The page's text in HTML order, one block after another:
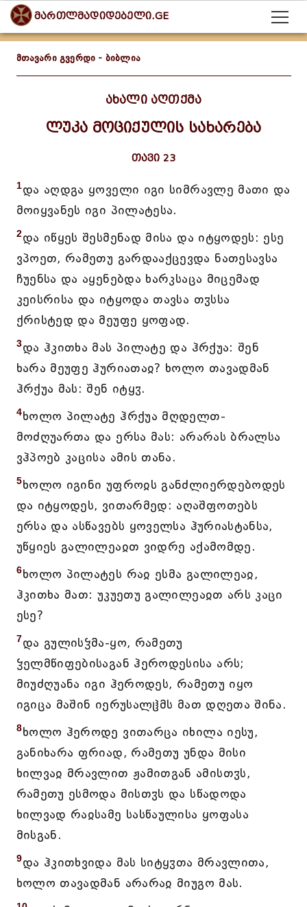
მართლმადიდებელი.GE
მთავარი გვერდი - ბიბლია
ახალი აღთქმა
ლუკა მოციქულის სახარება
თავი 23
1და აღდგა ყოველი იგი სიმრავლე მათი და
მოიყვანეს იგი პილატესა.
2და იწყეს შესმენად მისა და იტყოდეს: ესე
ვპოეთ, რამეთუ გარდააქცევდა ნათესავსა
ჩუენსა და აყენებდა ხარკსაცა მიცემად
კეისრისა და იტყოდა თავსა თჳსსა
ქრისტედ და მეუფე ყოფად.
3და ჰკითხა მას პილატე და ჰრქუა: შენ
ხარა მეუფე ჰურიათაჲ? ხოლო თავადმან
ჰრქუა მას: შენ იტყჳ.
4ხოლო პილატე ჰრქუა მღდელთ-
მოძღუართა და ერსა მას: არარას ბრალსა
ვჰპოებ კაცისა ამის თანა.
5ხოლო იგინი უფროჲს განძლიერდებოდეს
და იტყოდეს, ვითარმედ: აღაშფოთებს
ერსა და ასწავებს ყოველსა ჰურიასტანსა,
უწყიეს გალილეაჲთ ვიდრე აქამომდე.
6ხოლო პილატეს რაჲ ესმა გალილეაჲ,
ჰკითხა მათ: უკუეთუ გალილეაჲთ არს კაცი
ესე?
7და გულისჴმა-ყო, რამეთუ
ჴელმწიფებისაგან ჰეროდესისა არს;
მიუძღუანა იგი ჰეროდეს, რამეთუ იყო
იგიცა მაშინ იერუსალჱმს მათ დღეთა შინა.
8ხოლო ჰეროდე ვითარცა იხილა იესუ,
განიხარა ფრიად, რამეთუ უნდა მისი
ხილვაჲ მრავლით ჟამითგან ამისთჳს,
რამეთუ ესმოდა მისთჳს და სწადოდა
ხილვად რაჲსამე სასწაულისა ყოფასა
მისგან.
9და ჰკითხვიდა მას სიტყჳთა მრავლითა,
ხოლო თავადმან არარაჲ მიუგო მას.